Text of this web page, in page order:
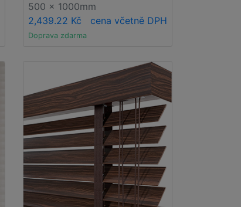
500 x 1000mm
2,439.22 Kč
cena včetně DPH
Doprava zdarma